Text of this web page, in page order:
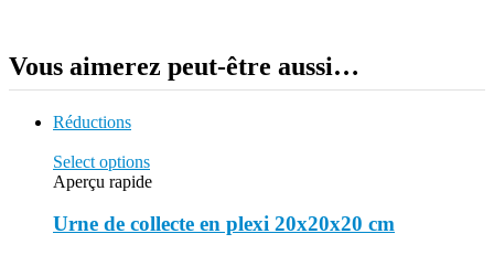
Vous aimerez peut-être aussi…
Réductions
Select options
Aperçu rapide
Urne de collecte en plexi 20x20x20 cm